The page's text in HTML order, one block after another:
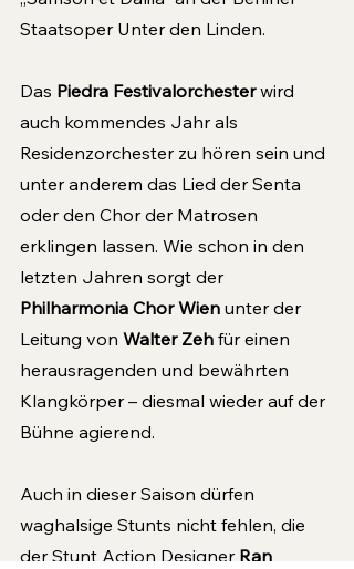
Staatsoper Unter den Linden.
Das Piedra Festivalorchester wird
auch kommendes Jahr als
Residenzorchester zu hören sein und
unter anderem das Lied der Senta
oder den Chor der Matrosen
erklingen lassen. Wie schon in den
letzten Jahren sorgt der
Philharmonia Chor Wien unter der
Leitung von Walter Zeh für einen
herausragenden und bewährten
Klangkörper – diesmal wieder auf der
Bühne agierend.
Auch in dieser Saison dürfen
waghalsige Stunts nicht fehlen, die
der Stunt Action Designer Ran